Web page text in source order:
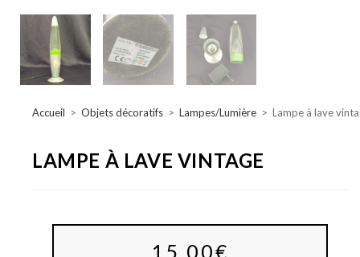
Accueil > Objets décoratifs > Lampes/Lumière > Lampe à lave
LAMPE À LAVE VINTAGE
15,00€